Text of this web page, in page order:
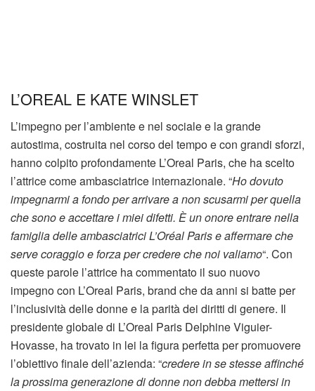
L’OREAL E KATE WINSLET
L’impegno per l’ambiente e nel sociale e la grande
autostima, costruita nel corso del tempo e con grandi sforzi,
hanno colpito profondamente L’Oreal Paris, che ha scelto
l’attrice come ambasciatrice internazionale. “Ho dovuto
impegnarmi a fondo per arrivare a non scusarmi per quella
che sono e accettare i miei difetti. È un onore entrare nella
famiglia delle ambasciatrici L’Oréal Paris e affermare che
serve coraggio e forza per credere che noi valiamo“. Con
queste parole l’attrice ha commentato il suo nuovo
impegno con L’Oreal Paris, brand che da anni si batte per
l’inclusività delle donne e la parità dei diritti di genere. Il
presidente globale di L’Oreal Paris Delphine Viguier-
Hovasse, ha trovato in lei la figura perfetta per promuovere
l’obiettivo finale dell’azienda: “credere in se stesse affinché
la prossima generazione di donne non debba mettersi in